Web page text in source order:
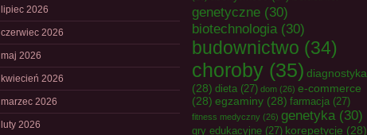
lipiec 2026
czerwiec 2026
maj 2026
kwiecień 2026
marzec 2026
luty 2026
genetyczne (30)
biotechnologia(30)
budownictwo (34)
choroby (35) diagnostyka
(28) dieta (27) dom (26) e-commerce
(28) egzaminy (28) farmacja (27)
fitness medyczny (26) genetyka(30)
gry edukacyjne (27) korepetycje (28)